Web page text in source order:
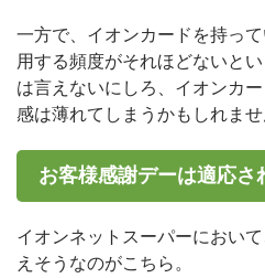
一方で、イオンカードを持っ
用する頻度がそれほどないと
は言えないにしろ、イオンカ
感は薄れてしまうかもしれませ
お客様感謝デーは適応さ
イオンネットスーパーにおい
えそうなのがこちら。